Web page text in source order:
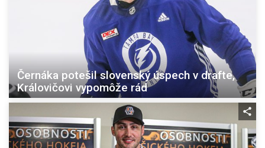
Černáka potešil slovenský úspech v drafte,
Královičovi vypomôže rád